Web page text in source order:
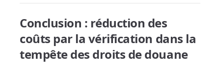
Conclusion : réduction des
coûts par la vérification dans la
tempête des droits de douane